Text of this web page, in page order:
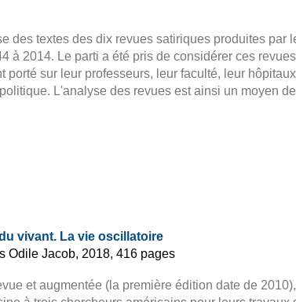
des textes des dix revues satiriques produites
à 2014. Le parti a été pris de considérer ces
porté sur leur professeurs, leur faculté, leur
L'analyse des revues est ainsi un moyen
vivant. La vie oscillatoire
Odile Jacob, 2018, 416 pages
et augmentée (la première édition date de